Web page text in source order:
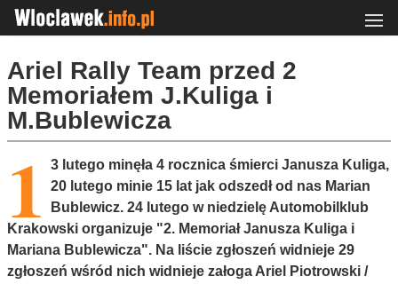
Ariel Rally Team przed 2
Memoriałem J.Kuliga i
M.Bublewicza
1
3 lutego minęła 4 rocznica śmierci Janusza Kuliga,
20 lutego minie 15 lat jak odszedł od nas Marian
Bublewicz. 24 lutego w niedzielę Automobilklub
Krakowski organizuje "2. Memoriał Janusza Kuliga i
Mariana Bublewicza". Na liście zgłoszeń widnieje 29
zgłoszeń wśród nich widnieje załoga Ariel Piotrowski /